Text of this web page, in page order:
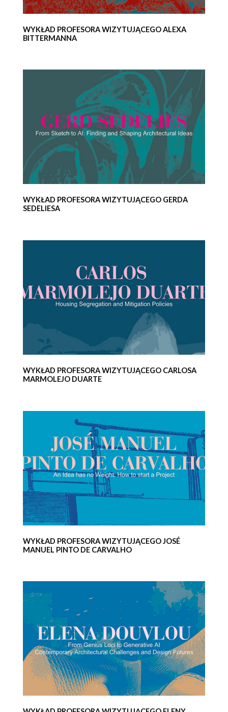
WYKŁAD PROFESORA WIZYTUJĄCEGO ALEXA
BITTERMANNA
WYKŁAD PROFESORA WIZYTUJĄCEGO GERDA
SEDELIESA
WYKŁAD PROFESORA WIZYTUJĄCEGO CARLOSA
MARMOLEJO DUARTE
WYKŁAD PROFESORA WIZYTUJĄCEGO JOSÉ
MANUEL PINTO DE CARVALHO